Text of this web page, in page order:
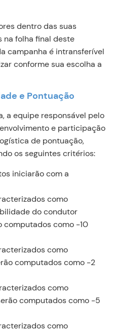
dentro das suas
na folha final deste
campanha é intransferível
conforme sua escolha a
e Pontuação
a equipe responsável pelo
e participação
de pontuação,
os seguintes critérios:
iniciarão com a
como
do condutor
computados como -10
como
computados como -2
como
computados como -5
como